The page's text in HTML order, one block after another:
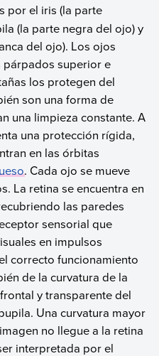
por el iris (la parte
(la parte negra del ojo) y
del ojo). Los ojos
superior e
los protegen del
son una forma de
una limpieza constante. A
una protección rígida,
en las órbitas
. Cada ojo se mueve
La retina se encuentra en
las paredes
sensorial que
en impulsos
correcto funcionamiento
de la curvatura de la
y transparente del
Una curvatura mayor
no llegue a la retina
interpretada por el